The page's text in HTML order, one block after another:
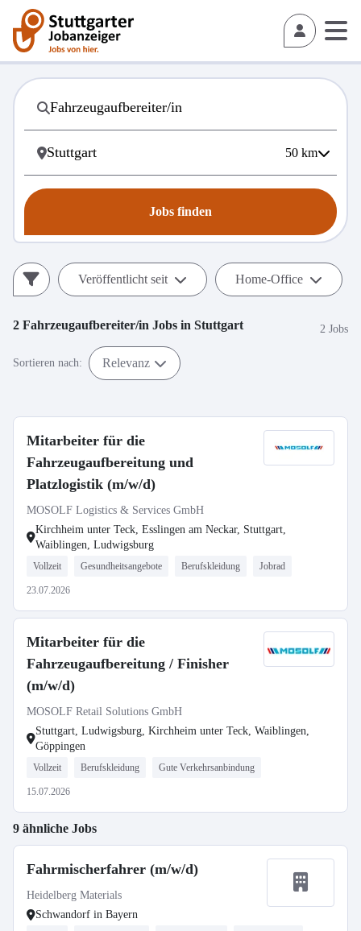
50 km
Jobs finden
Veröffentlicht seit Home-Office
2 Fahrzeugaufbereiter/in Jobs in Stuttgart 2 Jobs
Sortieren nach: Relevanz
Mitarbeiter für die
Fahrzeugaufbereitung und
Platzlogistik (m/w/d)
MOSOLF Logistics & Services GmbH
Kirchheim unter Teck, Esslingen am Neckar, Stuttgart,
Waiblingen, Ludwigsburg
Vollzeit Gesundheitsangebote Berufskleidung Jobrad
23.07.2026
Mitarbeiter für die
Fahrzeugaufbereitung / Finisher
(m/w/d)
MOSOLF Retail Solutions GmbH
Stuttgart, Ludwigsburg, Kirchheim unter Teck, Waiblingen,
Göppingen
Vollzeit Berufskleidung Gute Verkehrsanbindung
15.07.2026
9 ähnliche Jobs
Fahrmischerfahrer (m/w/d)
Heidelberg Materials
Schwandorf in Bayern